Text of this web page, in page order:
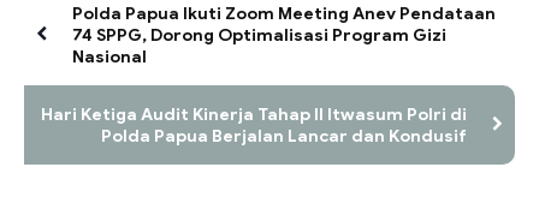
Polda Papua Ikuti Zoom Meeting Anev Pendataan
74 SPPG, Dorong Optimalisasi Program Gizi
Nasional
Hari Ketiga Audit Kinerja Tahap II Itwasum Polri di
Polda Papua Berjalan Lancar dan Kondusif